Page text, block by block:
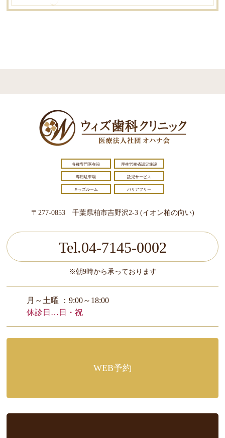
各種専門医在籍 厚生労働省認定施設
専用駐車場 託児サービス
キッズルーム バリアフリー
〒277-0853 千葉県柏市吉野沢2-3 (イオン柏の向い)
Tel.04-7145-0002
※朝9時から承っております
月～土曜 ：9:00～18:00
休診日…日・祝
WEB予約